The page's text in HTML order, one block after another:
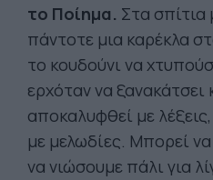
το Ποίημα. Στα σπίτια
πάντοτε μια καρέκλα
το κουδούνι να
ερχόταν να
αποκαλυφθεί με
με μελωδίες. Μπορεί
να νιώσουμε πάλι για